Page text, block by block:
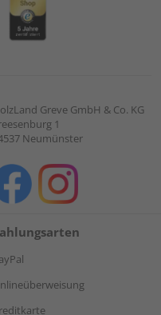
Greve GmbH & Co. KG
1
Neumünster